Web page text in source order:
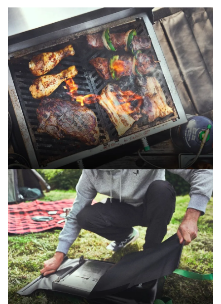
Mobile Campinggrills
BBQ zum Mitnehmen gefällig? Mit unseren
kleinen, leichten, faltbaren JONES Camping-
Gasgrills kannst du unterwegs geil grillen, egal wo!
Ready to grill in 1 Minute
Dank Klappunktion und innovativem FitnFire™
System in Nullkommanix aufgebaut & grillbererit –
ohne Werkzeug oder kompliziertes Stecken!
Power, wie die Großen
Betrieben mit Gaskartuschen & stufenlos
regelbaren Edelstahlbrennern liefern die kleinen
Hitze-Biester bis zu 500 °C für geiles BBQ, wie
zuhause!